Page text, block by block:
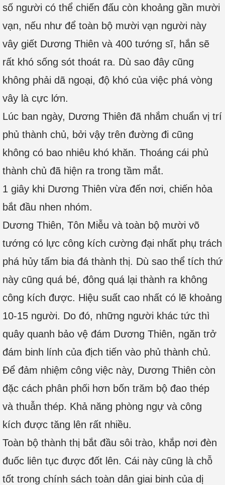
số người có thể chiến đấu còn khoảng gần mười
vạn, nếu như để toàn bộ mười vạn người này
vây giết Dương Thiên và 400 tướng sĩ, hắn sẽ
rất khó sống sót thoát ra. Dù sao đây cũng
không phải dã ngoại, độ khó của việc phá vòng
vây là cực lớn.
Lúc ban ngày, Dương Thiên đã nhắm chuẩn vị trí
phủ thành chủ, bởi vậy trên đường đi cũng
không có bao nhiêu khó khăn. Thoáng cái phủ
thành chủ đã hiện ra trong tầm mắt.
1 giây khi Dương Thiên vừa đến nơi, chiến hỏa
bắt đầu nhen nhóm.
Dương Thiên, Tôn Miễu và toàn bộ mười võ
tướng có lực công kích cường đại nhất phụ trách
phá hủy tấm bia đá thành thị. Dù sao thể tích thứ
này cũng quá bé, đông quá lại thành ra không
công kích được. Hiệu suất cao nhất có lẽ khoảng
10-15 người. Do đó, những người khác tức thì
quây quanh bảo vệ đám Dương Thiên, ngăn trở
đám binh lính của địch tiến vào phủ thành chủ.
Để đảm nhiệm công việc này, Dương Thiên còn
đặc cách phân phối hơn bốn trăm bộ đao thép
và thuẫn thép. Khả năng phòng ngự và công
kích được tăng lên rất nhiều.
Toàn bộ thành thị bắt đầu sôi trào, khắp nơi đèn
đuốc liên tục được đốt lên. Cái này cũng là chỗ
tốt trong chính sách toàn dân giai binh của dị